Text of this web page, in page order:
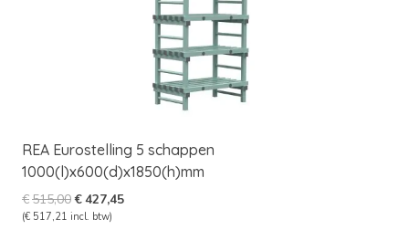
REA Eurostelling 5 schappen
1000(l)x600(d)x1850(h)mm
€515,00Oorspronkelijke
prijs
€427,45Huidige
(€ 517,21 incl. btw)